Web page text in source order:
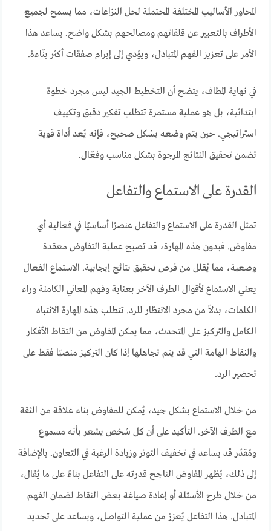
المحاور الأساليب المختلفة المحتملة لحل النزاعات، مما يسمح لجميع
الأطراف بالتعبير عن قلقاتهم ومصالحهم بشكل واضح. يساعد هذا
الأمر على تعزيز الفهم المتبادل، ويؤدي إلى إبرام صفقات أكثر بنّاءة.
في نهاية المطاف، يتضح أن التخطيط الجيد ليس مجرد خطوة
ابتدائية، بل هو عملية مستمرة تتطلب تفكير دقيق وتكييف
استراتيجي. حين يتم وضعه بشكل صحيح، فإنه يُعد أداة قوية
تضمن تحقيق النتائج المرجوة بشكل مناسب وفعّال.
القدرة على الاستماع والتفاعل
تمثل القدرة على الاستماع والتفاعل عنصرًا أساسيًا في فعالية أي
مفاوض. فبدون هذه المهارة، قد تصبح عملية التفاوض معقدة
وصعبة، مما يُقلل من فرص تحقيق نتائج إيجابية. الاستماع الفعال
يعني الاستماع لأقوال الطرف الآخر بعناية وفهم المعاني الكامنة وراء
الكلمات، بدلاً من مجرد الانتظار للرد. تتطلب هذه المهارة الانتباه
الكامل والتركيز على المتحدث، مما يمكن المفاوض من التقاط الأفكار
والنقاط الهامة التي قد يتم تجاهلها إذا كان التركيز منصبًا فقط على
تحضير الرد.
من خلال الاستماع بشكل جيد، يُمكن للمفاوض بناء علاقة من الثقة
مع الطرف الآخر. التأكيد على أن كل شخص يشعر بأنه مسموع
ومُقدّر قد يساعد في تخفيف التوتر وزيادة الرغبة في التعاون. بالإضافة
إلى ذلك، يُظهر المفاوض الناجح قدرته على التفاعل بناءً على ما يُقال،
من خلال طرح الأسئلة أو إعادة صياغة بعض النقاط لضمان الفهم
المتبادل. هذا التفاعل يُعزز من عملية التواصل، ويساعد على تحديد